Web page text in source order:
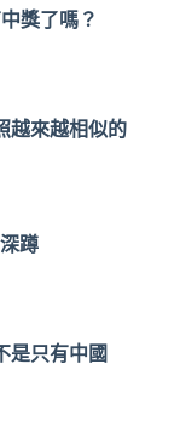
獎了嗎？
越來越相似的
蹲
是只有中國